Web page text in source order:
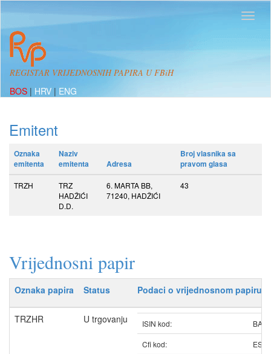
REGISTAR VRIJEDNOSNIH PAPIRA U FBiH
BOS | HRV | ENG
Emitent
Oznaka
emitenta
Naziv
emitenta
Adresa
Broj vlasnika sa
pravom glasa
TRZH
TRZ
HADŽIĆI
D.D.
6. MARTA BB,
71240, HADŽIĆI
43
Vrijednosni papir
Oznaka papira Status Podaci o vrijednosnom papiru
TRZHR U trgovanju ISIN kod:
Cfi kod: